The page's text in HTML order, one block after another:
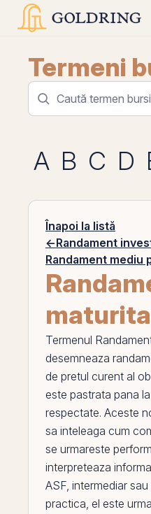
Termeni
A B C D
Înapoi la listă
←Randament
Randament mediu
Termenul
desemneaza
de pretul curent al
este pastrata pana
respectate. Aceste
sa inteleaga cum
se urmareste
interpreteaza
ASF, intermediar
practica, el este